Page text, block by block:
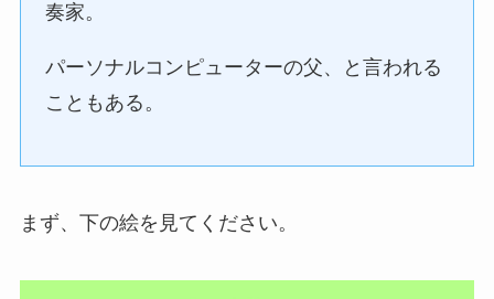
奏家。
パーソナルコンピューターの父、と言われる
こともある。
まず、下の絵を見てください。